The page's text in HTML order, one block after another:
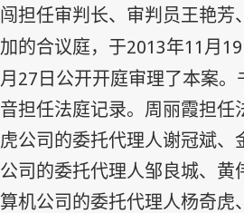
闯担任审判长、审判员王艳芳
加的合议庭，于2013年11 月 19
月 27 日公开开庭审理了本案
音担任法庭记录。周丽霞担任
虎公司的委托代理人谢冠斌、
公司的委托代理人邹良城、黄
算机公司的委托代理人杨奇虎